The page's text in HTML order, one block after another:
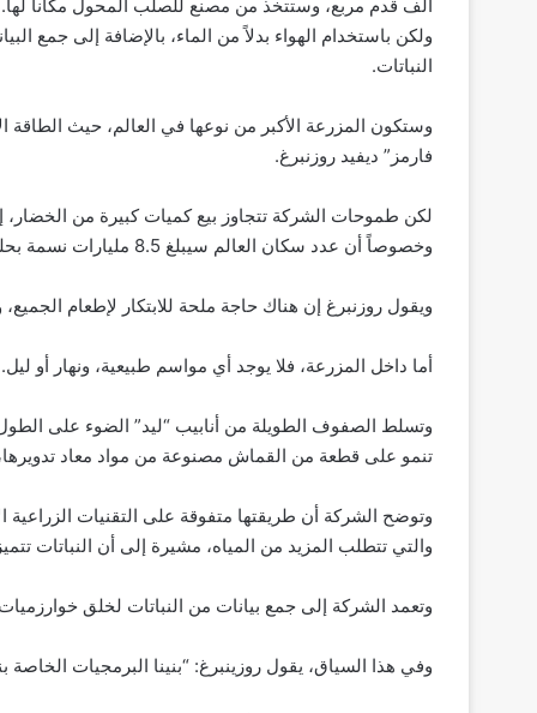
ألف قدم مربع، وستتخذ من مصنع للصلب المحول مكاناً لها.
ولكن باستخدام الهواء بدلاً من الماء، بالإضافة إلى جمع
النباتات.
وستكون المزرعة الأكبر من نوعها في العالم، حيث الطاقة
فارمز” ديفيد روزنبرغ.
لكن طموحات الشركة تتجاوز بيع كميات كبيرة من الخضار،
وخصوصاً أن عدد سكان العالم سيبلغ 8.5 مليارات نسمة بحلول العام 2030، بحسب تقديرات الأمم المتحدة.
ويقول روزنبرغ إن هناك حاجة ملحة للابتكار لإطعام
أما داخل المزرعة، فلا يوجد أي مواسم طبيعية، ونهار أو
وتسلط الصفوف الطويلة من أنابيب “ليد” الضوء على الطول
تنمو على قطعة من القماش مصنوعة من مواد معاد
وتوضح الشركة أن طريقتها متفوقة على التقنيات الزراعية
والتي تتطلب المزيد من المياه، مشيرة إلى أن النباتات
وتعمد الشركة إلى جمع بيانات من النباتات لخلق خوارزميات
وفي هذا السياق، يقول روزينبرغ: “بنينا البرمجيات الخاصة